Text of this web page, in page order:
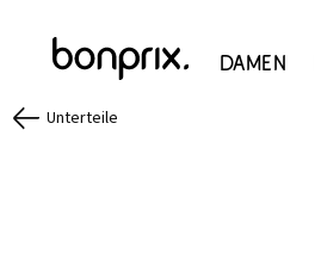
Damen
Unterteile